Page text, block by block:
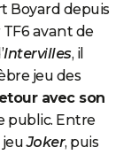
Boyard depuis
avant de
Intervilles, il
jeu des
avec son
public. Entre
jeuJoker, puis